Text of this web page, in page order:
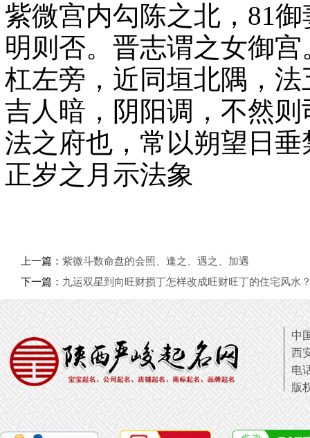
紫微宫内勾陈之北，81
明则否。晋志谓之女御
杠左旁，近同垣北隅，
吉人暗，阴阳调，不然
法之府也，常以朔望日
正岁之月示法象
上一篇： 紫微斗数命盘的会照、逢之、遇之、加遇
下一篇： 九运双星到向旺财损丁怎样改成旺财旺丁的住宅风水
中
西
电
版